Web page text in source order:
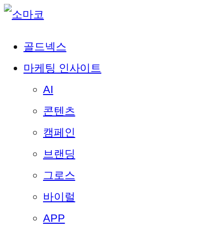
골드넥스
마케팅 인사이트
AI
콘텐츠
캠페인
브랜딩
그로스
바이럴
APP